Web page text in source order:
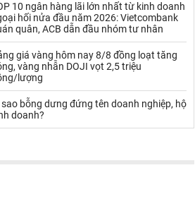
Thủy hải sản khác Tôm
Vàng
VLXD khác
Xi măng - Clynker
10 ngân hàng lãi lớn nhất từ kinh doanh
hối nửa đầu năm 2026: Vietcombank
quân, ACB dẫn đầu nhóm tư nhân
giá vàng hôm nay 8/8 đồng loạt tăng
vàng nhẫn DOJI vọt 2,5 triệu
lượng
sao bỗng dưng đứng tên doanh nghiệp, hộ
doanh?